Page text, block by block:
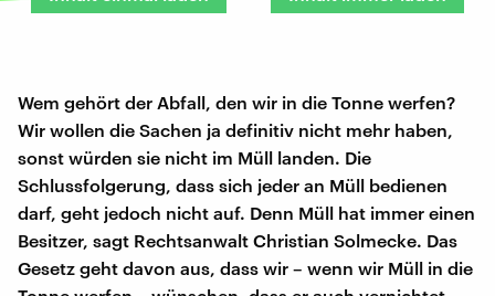
Wem gehört der Abfall, den wir in die Tonne werfen?
Wir wollen die Sachen ja definitiv nicht mehr haben,
sonst würden sie nicht im Müll landen. Die
Schlussfolgerung, dass sich jeder an Müll bedienen
darf, geht jedoch nicht auf. Denn Müll hat immer einen
Besitzer, sagt Rechtsanwalt Christian Solmecke. Das
Gesetz geht davon aus, dass wir – wenn wir Müll in die